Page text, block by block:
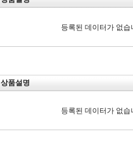
등록된 데이터가 없습
상품설명
등록된 데이터가 없습